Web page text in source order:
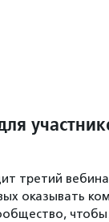
третий
оказывать